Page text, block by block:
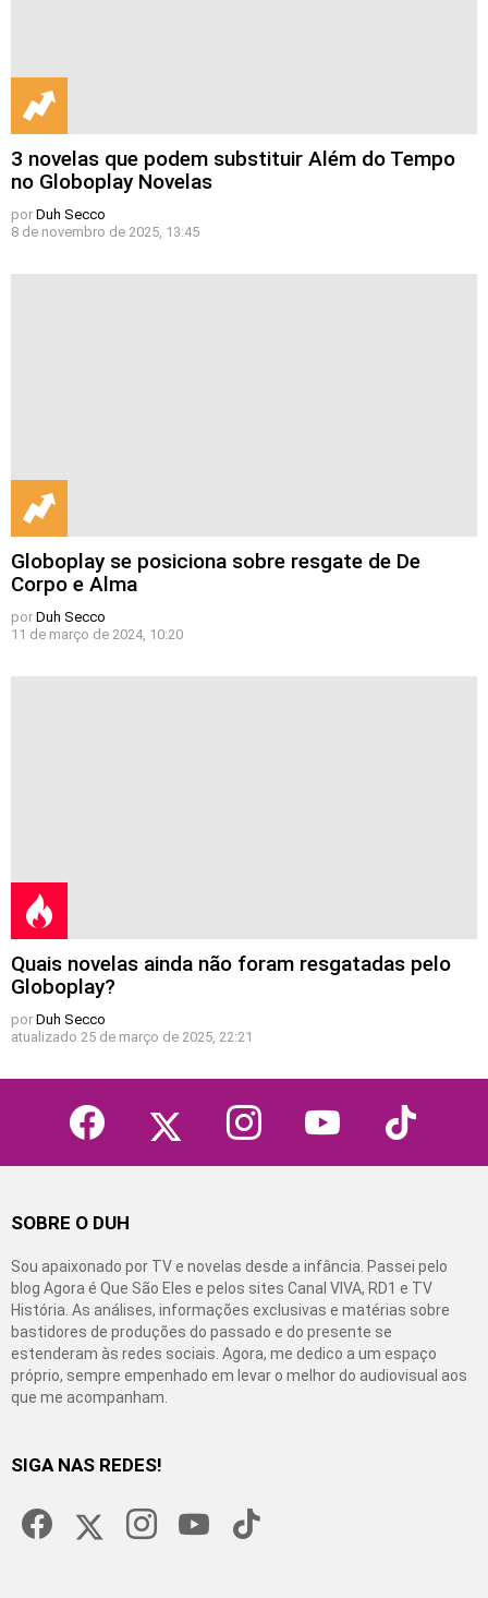
3 novelas que podem substituir Além do Tempo
no Globoplay Novelas
por Duh Secco
8 de novembro de 2025, 13:45
Globoplay se posiciona sobre resgate de De
Corpo e Alma
por Duh Secco
11 de março de 2024, 10:20
Quais novelas ainda não foram resgatadas pelo
Globoplay?
por Duh Secco
atualizado 25 de março de 2025, 22:21
facebook instagram tiktok
SOBRE O DUH
Sou apaixonado por TV e novelas desde a infância. Passei pelo
blog Agora é Que São Eles e pelos sites Canal VIVA, RD1 e TV
História. As análises, informações exclusivas e matérias sobre
bastidores de produções do passado e do presente se
estenderam às redes sociais. Agora, me dedico a um espaço
próprio, sempre empenhado em levar o melhor do audiovisual aos
que me acompanham.
SIGA NAS REDES!